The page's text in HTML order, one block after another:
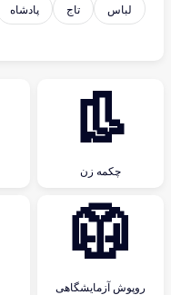
لباس تاج پادشاه
👢
چکمه زن
🥼
روپوش آزمایشگاهی